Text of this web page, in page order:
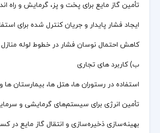
تأمین گاز مایع برای پخت‌ و پز، گرمایش و راه‌
ایجاد فشار پایدار و جریان کنترل‌ شده برای
کاهش احتمال نوسان فشار در خطوط لوله منازل
ب) کاربرد های تجاری
استفاده در رستوران‌ ها، هتل‌ ها، بیمارستان‌ ها
تأمین انرژی برای سیستم‌های گرمایشی و
بهینه‌سازی ذخیره‌سازی و انتقال گاز مایع در